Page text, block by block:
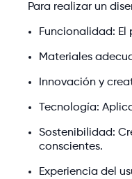
Para realizar un
Funcionalidad:
Materiales
Innovación y
Tecnología:
Sostenibilidad:
conscientes.
Experiencia del